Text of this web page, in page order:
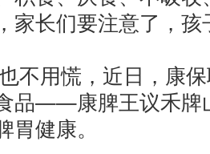
家长们要注意了，
不用慌，近日，康
品——康脾王议禾牌
健康。